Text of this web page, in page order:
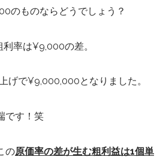
のものならどうでしょう？
率は¥9,000の差。
げで¥9,000,000となりました。
です！笑
の原価率の差が生む粗利益は1個単